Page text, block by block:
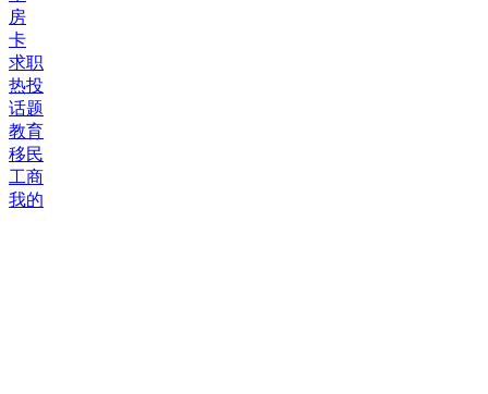
房
卡
求职
热投
话题
教育
移民
工商
我的